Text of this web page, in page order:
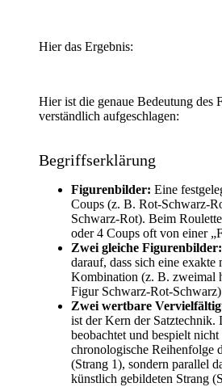
Hier das Ergebnis:
Hier ist die genaue Bedeutung des
verständlich aufgeschlagen:
Begriffserklärung
Figurenbilder: Eine
Coups (z. B. Rot-Schwarz-
Schwarz-Rot). Beim
oder 4 Coups oft von einer
Zwei gleiche Figurenbilder:
darauf, dass sich eine exakte
Kombination (z. B. zweimal
Figur Schwarz-Rot-
Zwei wertbare
ist der Kern der Satztechnik.
beobachtet und bespielt
chronologische Reihenfolge
(Strang 1), sondern parallel
künstlich gebildeten Strang